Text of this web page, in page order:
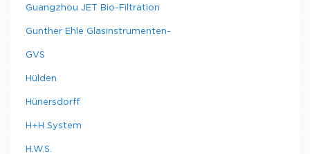
Guangzhou JET Bio-Filtration
Gunther Ehle Glasinstrumenten-
GVS
Hülden
Hünersdorff
H+H System
H.W.S.